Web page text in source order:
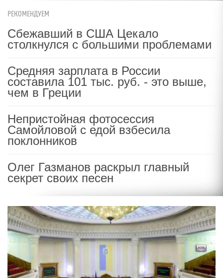
РЕКОМЕНДУЕМ
Сбежавший в США Цекало
столкнулся с большими проблемами
Средняя зарплата в России
составила 101 тыс. руб. - это выше,
чем в Греции
Непристойная фотосессия
Самойловой с едой взбесила
поклонников
Олег Газманов раскрыл главный
секрет своих песен